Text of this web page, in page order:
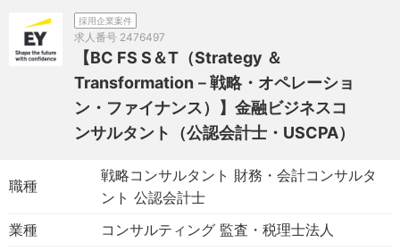
採用企業案件
求人番号 2476497
【BC FS S＆T（Strategy ＆
Transformation－戦略・オペレーショ
ン・ファイナンス）】金融ビジネスコ
ンサルタント（公認会計士・USCPA）
職種
戦略コンサルタント 財務・会計コンサルタ
ント 公認会計士
業種
コンサルティング 監査・税理士法人